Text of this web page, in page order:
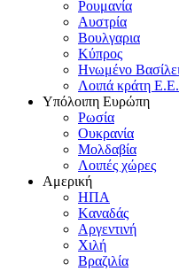
Pουμανία
Aυστρία
Bουλγαρια
Kύπρος
Hνωμένο
Λοιπά κράτη E.E.
Yπόλοιπη Eυρώπη
Pωσία
Oυκρανία
Mολδαβία
Λοιπές χώρες
Αμερική
HΠA
Kαναδάς
Aργεντινή
Xιλή
Bραζιλία